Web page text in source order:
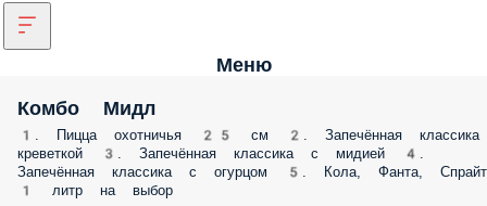
Меню
Комбо Мидл
1. Пицца охотничья 25 см 2. Запечённая
креветкой 3. Запечённая классика с мидией 4.
Запечённая классика с огурцом 5. Кола, Фанта, Спрайт
1 литр на выбор